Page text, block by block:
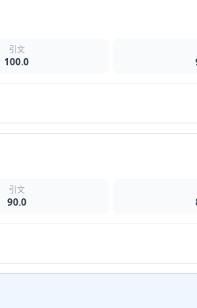
引文
100.0
引文
90.0